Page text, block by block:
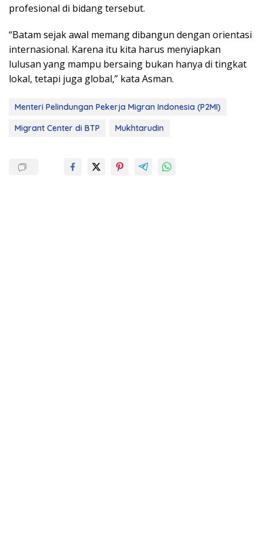
profesional di bidang tersebut.
“Batam sejak awal memang dibangun dengan orientasi
internasional. Karena itu kita harus menyiapkan
lulusan yang mampu bersaing bukan hanya di tingkat
lokal, tetapi juga global,” kata Asman.
Menteri Pelindungan Pekerja Migran Indonesia (P2MI)
Migrant Center di BTP
Mukhtarudin